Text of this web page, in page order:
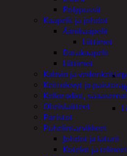
Pölypussit
Kaapelit ja johdot
Äänikaapelit
Liittimet
Datakaapelit
Liittimet
Kahvin ja
Keittolevyt ja
Kelloradiot,
Oheislaitteet
Paristot
Puhelintarvikkeet
Johdot ja laturit
Kotelot ja telineet